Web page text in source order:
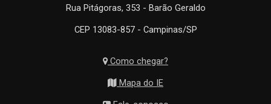
Rua Pitágoras, 353 - Barão Geraldo
CEP 13083-857 - Campinas/SP
Como chegar?
Mapa do IE